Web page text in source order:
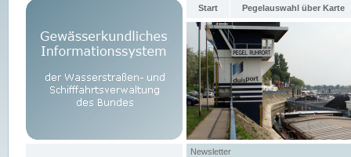
Start Pegelauswahl über Karte
Newsletter